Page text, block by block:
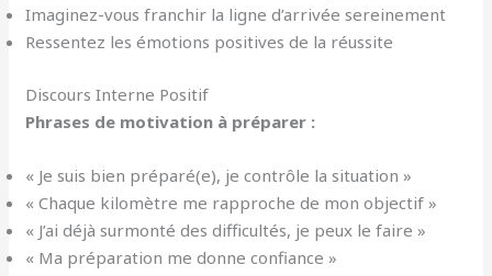
Imaginez-vous franchir la ligne d’arrivée sereinement
Ressentez les émotions positives de la réussite
Discours Interne Positif
Phrases de motivation à préparer :
« Je suis bien préparé(e), je contrôle la situation »
« Chaque kilomètre me rapproche de mon objectif »
« J’ai déjà surmonté des difficultés, je peux le faire »
« Ma préparation me donne confiance »